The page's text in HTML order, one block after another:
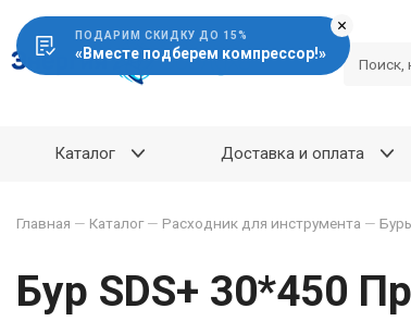
Каталог Доставка и оплата
Главная — Каталог — Расходник для инструмента —
Бур SDS+ 30*450
ПОДАРИМ СКИДКУ ДО 15%
«Вместе подберем компрессор!»